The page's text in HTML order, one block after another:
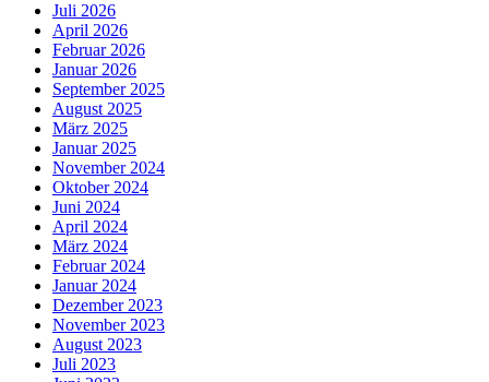
Juli 2026
April 2026
Februar 2026
Januar 2026
September 2025
August 2025
März 2025
Januar 2025
November 2024
Oktober 2024
Juni 2024
April 2024
März 2024
Februar 2024
Januar 2024
Dezember 2023
November 2023
August 2023
Juli 2023